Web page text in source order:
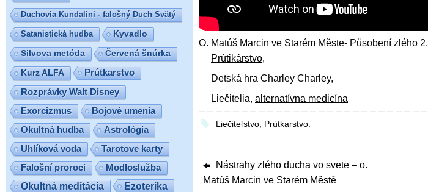
O. Matúš Marcin ve Starém Měste- Působení zlého 2.
Prútikárstvo,
Detská hra Charley Charley,
Liečitelia, alternatívna medicína
Liečiteľstvo, Prútkarstvo.
Nástrahy zlého ducha vo svete – o.
Matúš Marcin ve Starém Městě
Duchovia Kundalini - falošný Duch Svätý
Satanistická hudba Kyvadlo
Silvova metóda Červená šnúrka
Kurz ALFA
Prútkarstvo
Rozprávky Walt Disney
Exorcizmus
Bojové umenia
Okultná hudba
Astrológia
Uhlíková voda
Tarotove karty
Falošní proroci
Modloslužba
Okultná meditácia
Ezoterika